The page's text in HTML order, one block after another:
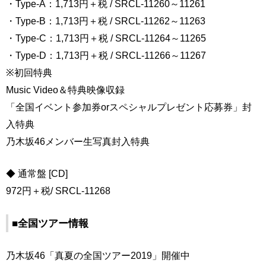
・Type-A：1,713円＋税 / SRCL-11260～11261
・Type-B：1,713円＋税 / SRCL-11262～11263
・Type-C：1,713円＋税 / SRCL-11264～11265
・Type-D：1,713円＋税 / SRCL-11266～11267
※初回特典
Music Video＆特典映像収録
「全国イベント参加券orスペシャルプレゼント応募券」封
入特典
乃木坂46メンバー生写真封入特典
◆ 通常盤 [CD]
972円＋税/ SRCL-11268
■全国ツアー情報
乃木坂46「真夏の全国ツアー2019」開催中